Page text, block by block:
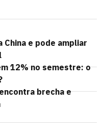
China e pode ampliar
12% no semestre: o
brecha e